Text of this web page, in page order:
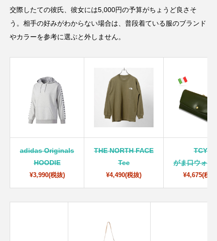
交際したての彼氏、彼女には5,000円の予算がちょうど良さそ
う。相手の好みがわからない場合は、普段着ている服のブランド
やカラーを参考に選ぶと外しません。
adidas Originals
HOODIE
¥3,990(税抜)
THE NORTH FACE
Tee
¥4,490(税抜)
TCY
がま口ウォレ
¥4,675(税